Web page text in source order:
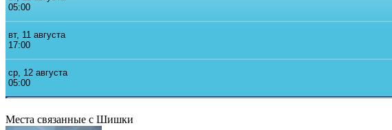
Места связанные с Шишки